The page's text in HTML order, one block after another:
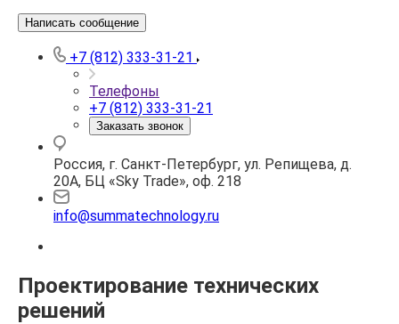
Написать сообщение
+7 (812) 333-31-21
Телефоны
+7 (812) 333-31-21
Заказать звонок
Россия, г. Санкт-Петербург, ул. Репищева, д.
20А, БЦ «Sky Trade», оф. 218
info@summatechnology.ru
Проектирование технических
решений